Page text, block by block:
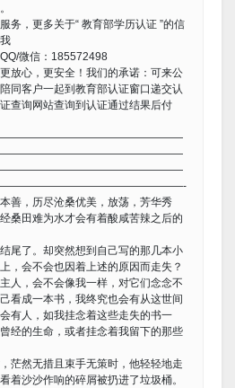
务，更多关于“ 教育部学历认证 ”的信
微信：185572498
放心，更安全！我们的承诺：可来公
同客户一起到教育部认证窗口递交认
查询网站查询到认证通过结果后付
善，历尽沧桑优美，放荡，芳华秀
桑田难为水才会有着酸咸苦辣之后的
了。却突然想到自己写的那几本小
，会不会也因着上述的原因而走失？
人，会不会像我一样，对它们念念不
看成一本书，我终究也会有从这世间
有人，如我挂念着这些走失的书一
经的生命，或者挂念着我留下的那些
茫然无措且束手无策时，他轻轻地走
着沙沙作响的碎屑被扔进了垃圾桶。